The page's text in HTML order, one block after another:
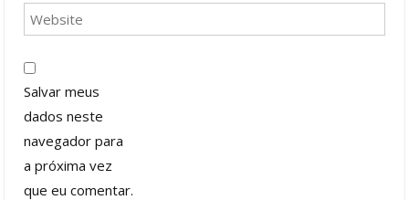
Salvar meus
dados neste
navegador para
a próxima vez
que eu comentar.